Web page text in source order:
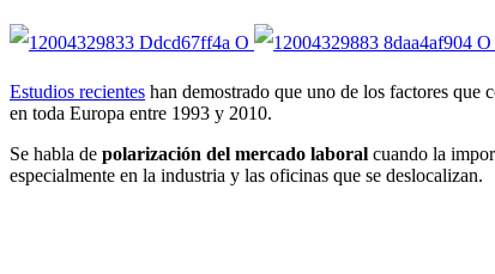
Estudios recientes han demostrado que uno de los factores que
en toda Europa entre 1993 y 2010.
Se habla de polarización del mercado laboral cuando la
especialmente en la industria y las oficinas que se deslocalizan.